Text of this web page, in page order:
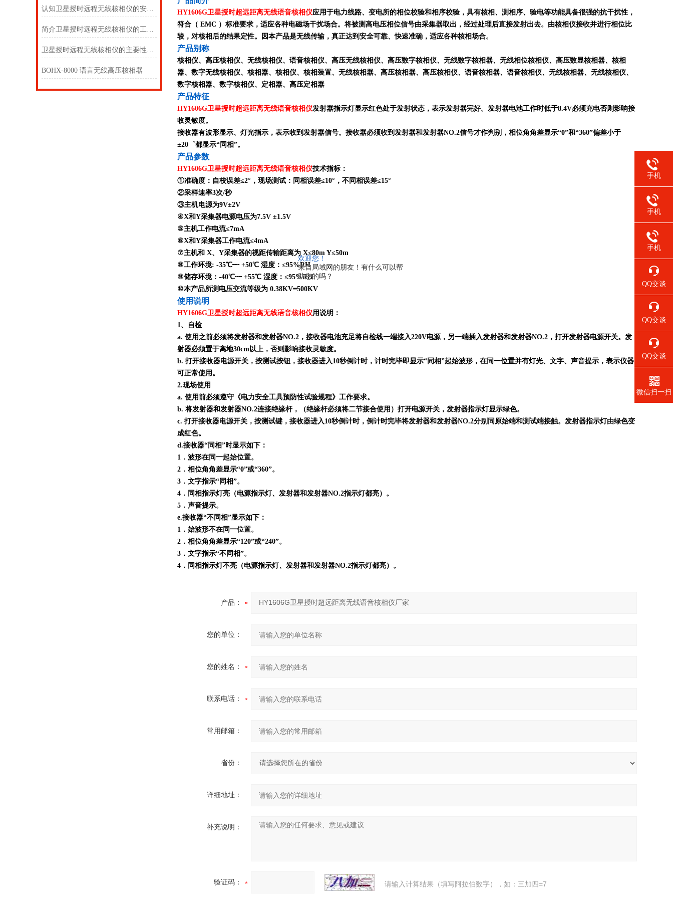
欢迎您！
来自局域网的朋友！有什么可以帮
助您的吗？
认知卫星授时远程无线核相仪的安全事项及技术参数
简介卫星授时远程无线核相仪的工作原理
卫星授时远程无线核相仪的主要性能特点
BOHX-8000 语言无线高压核相器
HY1606G卫星授时超远距离无线语音核相仪应用于电力线路、变电所的相位校验和相序校验，具有核相、测相序、验电等功能具备很强的抗干扰性，
符合（ EMC ）标准要求，适应各种电磁场干扰场合。将被测高电压相位信号由采集器取出，经过处理后直接发射出去。由核相仪接收并进行相位比
较，对核相后的结果定性。因本产品是无线传输，真正达到安全可靠、快速准确，适应各种核相场合。
产品别称
核相仪、高压核相仪、无线核相仪、语音核相仪、高压无线核相仪、高压数字核相仪、无线数字核相器、无线相位核相仪、高压数显核相器、核相
器、数字无线核相仪、核相器、核相仪、核相装置、无线核相器、高压核相器、高压核相仪、语音核相器、语音核相仪、无线核相器、无线核相仪、
数字核相器、数字核相仪、定相器、高压定相器
产品特征
HY1606G卫星授时超远距离无线语音核相仪发射器指示灯显示红色处于发射状态，表示发射器完好。发射器电池工作时低于8.4V必须充电否则影响接
收灵敏度。
接收器有波形显示、灯光指示，表示收到发射器信号。接收器必须收到发射器和发射器NO.2信号才作判别，相位角角差显示“0”和“360”偏差小于
±20゜都显示“同相”。
产品参数
HY1606G卫星授时超远距离无线语音核相仪技术指标：
①准确度：自校误差≤2°，现场测试：同相误差≤10°，不同相误差≤15°
②采样速率3次/秒
③主机电源为9V±2V
④X和Y采集器电源电压为7.5V ±1.5V
⑤主机工作电流≤7mA
⑥X和Y采集器工作电流≤4mA
⑦主机和 X、Y采集器的视距传输距离为 X≤80m Y≤50m
⑧工作环境: -35℃┉ +50℃ 湿度：≤95%RH
⑨储存环境：-40℃┉ +55℃ 湿度：≤95%RH
⑩本产品所测电压交流等级为 0.38KV┉500KV
使用说明
HY1606G卫星授时超远距离无线语音核相仪用说明：
1、自检
a. 使用之前必须将发射器和发射器NO.2，接收器电池充足将自检线一端接入220V电源，另一端插入发射器和发射器NO.2，打开发射器电源开关。发
射器必须置于离地30cm以上，否则影响接收灵敏度。
b. 打开接收器电源开关，按测试按钮，接收器进入10秒倒计时，计时完毕即显示“同相”起始波形，在同一位置并有灯光、文字、声音提示，表示仪器
可正常使用。
2.现场使用
a. 使用前必须遵守《电力安全工具预防性试验规程》工作要求。
b. 将发射器和发射器NO.2连接绝缘杆，（绝缘杆必须将二节接合使用）打开电源开关，发射器指示灯显示绿色。
c. 打开接收器电源开关，按测试键，接收器进入10秒倒计时，倒计时完毕将发射器和发射器NO.2分别同原始端和测试端接触。发射器指示灯由绿色变
成红色。
d.接收器“同相”时显示如下：
1．波形在同一起始位置。
2．相位角角差显示“0”或“360”。
3．文字指示“同相”。
4．同相指示灯亮（电源指示灯、发射器和发射器NO.2指示灯都亮）。
5．声音提示。
e.接收器“不同相”显示如下：
1．始波形不在同一位置。
2．相位角角差显示“120”或“240”。
3．文字指示“不同相”。
4．同相指示灯不亮（电源指示灯、发射器和发射器NO.2指示灯都亮）。
产品：
您的单位：
您的姓名：
联系电话：
常用邮箱：
省份：
详细地址：
补充说明：
验证码： 请输入计算结果（填写阿拉伯数字），如：三加四=7
手机
手机
手机
QQ交谈
QQ交谈
QQ交谈
微信扫一扫